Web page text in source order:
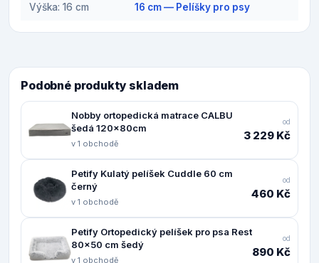
Výška: 16 cm 16 cm — Pelíšky pro psy
Podobné produkty skladem
Nobby ortopedická matrace CALBU
šedá 120x80cm
v 1 obchodě
od
3 229 Kč
Petify Kulatý pelíšek Cuddle 60 cm
černý
v 1 obchodě
od
460 Kč
Petify Ortopedický pelíšek pro psa Rest
80x50 cm šedý
v 1 obchodě
od
890 Kč